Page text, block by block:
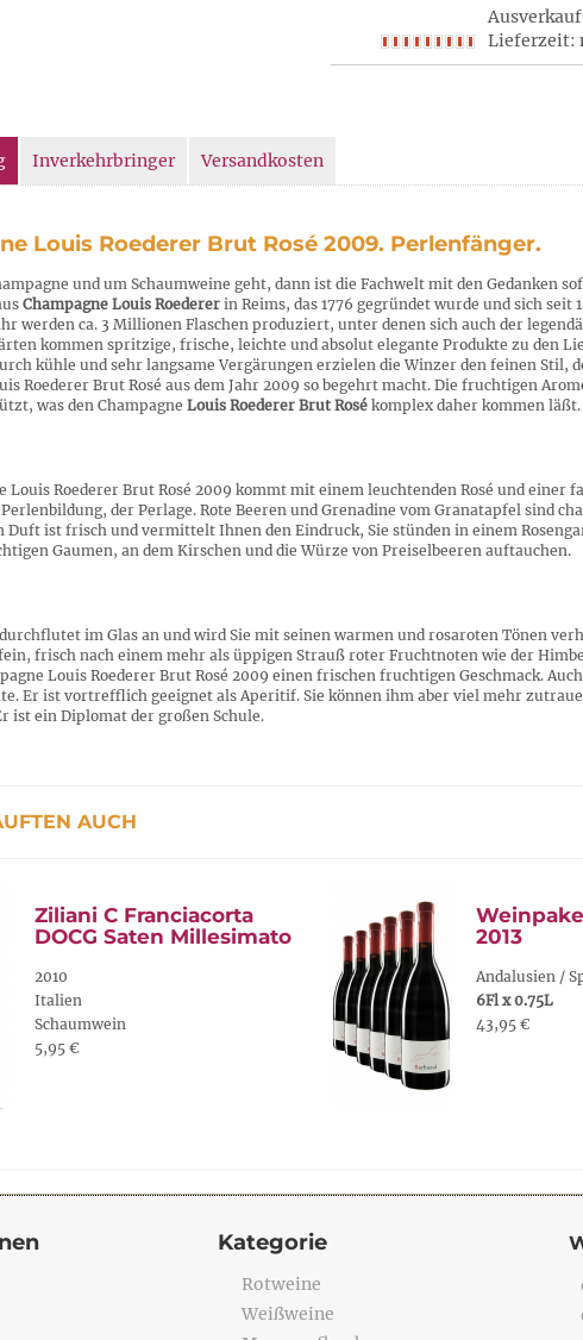
Lieferzeit:
Inverkehrbringer Versandkosten
Louis Roederer Brut Rosé 2009. Perlenfänger.
und um Schaumweine geht, dann ist die Fachwelt mit den Gedanken
Champagne Louis Roederer in Reims, das 1776 gegründet wurde und sich seit
werden ca. 3 Millionen Flaschen produziert, unter denen sich auch der
kommen spritzige, frische, leichte und absolut elegante Produkte zu den
kühle und sehr langsame Vergärungen erzielen die Winzer den feinen Stil,
Roederer Brut Rosé aus dem Jahr 2009 so begehrt macht. Die fruchtigen
was den Champagne Louis Roederer Brut Rosé komplex daher kommen läßt.
Louis Roederer Brut Rosé 2009 kommt mit einem leuchtenden Rosé und einer
der Perlage. Rote Beeren und Grenadine vom Granatapfel sind
Duft ist frisch und vermittelt Ihnen den Eindruck, Sie stünden in einem
Gaumen, an dem Kirschen und die Würze von Preiselbeeren auftauchen.
im Glas an und wird Sie mit seinen warmen und rosaroten Tönen
frisch nach einem mehr als üppigen Strauß roter Fruchtnoten wie der
Louis Roederer Brut Rosé 2009 einen frischen fruchtigen Geschmack.
Er ist vortrefflich geeignet als Aperitif. Sie können ihm aber viel mehr
ist ein Diplomat der großen Schule.
AUCH
Ziliani C Franciacorta
DOCG Saten Millesimato
2010
Italien
Schaumwein
5,95 €
2013
Andalusien /
6Fl x 0.75L
43,95 €
Kategorie
Rotweine
Weißweine